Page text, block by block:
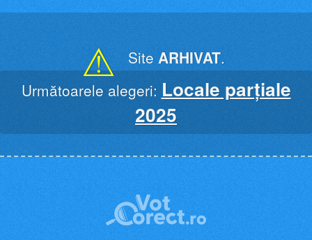
⚠ Site ARHIVAT.
Următoarele alegeri: Locale parțiale
2025